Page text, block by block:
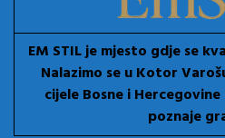
EM STIL je mjesto gdje se
Nalazimo se u Kotor
cijele Bosne i
poznaje